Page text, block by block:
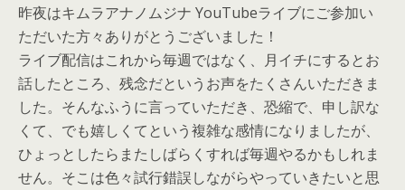
昨夜はキムラアナノムジナ YouTubeライブにご参加い
ただいた方々ありがとうございました！
ライブ配信はこれから毎週ではなく、月イチにするとお
話したところ、残念だというお声をたくさんいただきま
した。そんなふうに言っていただき、恐縮で、申し訳な
くて、でも嬉しくてという複雑な感情になりましたが、
ひょっとしたらまたしばらくすれば毎週やるかもしれま
せん。そこは色々試行錯誤しながらやっていきたいと思